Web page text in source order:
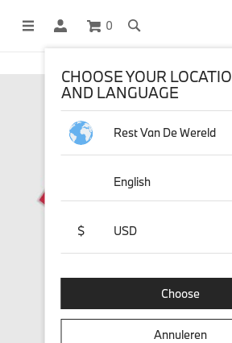
0
DEZE WEBSHOP WORDT BEHEERD DOOR
CHOOSE YOUR
AND LANGUAGE
Rest Van De Wereld
English
$ USD
Choose
Annuleren